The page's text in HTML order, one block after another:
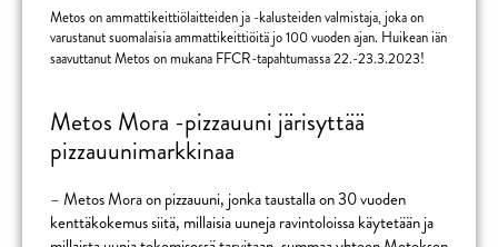
Metos on ammattikeittiölaitteiden ja -kalusteiden valmistaja, joka on
varustanut suomalaisia ammattikeittiöitä jo 100 vuoden ajan. Huikean iän
saavuttanut Metos on mukana FFCR-tapahtumassa 22.-23.3.2023!
Metos Mora -pizzauuni järisyttää
pizzauunimarkkinaa
– Metos Mora on pizzauuni, jonka taustalla on 30 vuoden
kenttäkokemus siitä, millaisia uuneja ravintoloissa käytetään ja